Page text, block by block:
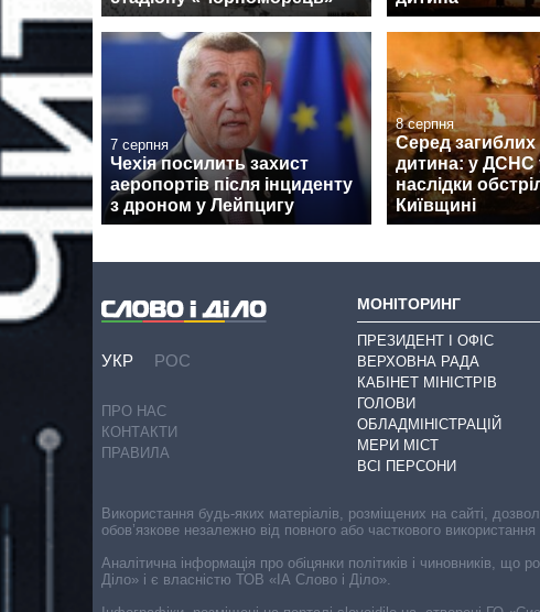
7 серпня
Чехія посилить захист
аеропортів після інциденту
з дроном у Лейпцигу
8 серпня
Серед загиблих
дитина: у ДСНС
наслідки
Київщині
УКР РОС
ПРО НАС
КОНТАКТИ
ПРАВИЛА
МОНІТОРИНГ
ПРЕЗИДЕНТ І ОФІС
ВЕРХОВНА РАДА
КАБІНЕТ МІНІСТРІВ
ГОЛОВИ
ОБЛАДМІНІСТРАЦІЙ
МЕРИ МІСТ
ВСІ ПЕРСОНИ
Використання будь-яких матеріалів, розміщених на сайті,
обов’язкове незалежно від повного або часткового використання
Аналітична інформація про обіцянки політиків і чиновників,
Діло» і є власністю ТОВ «ІА Слово і Діло».